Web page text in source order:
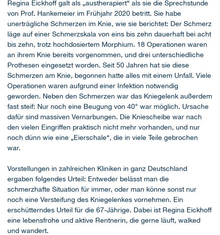
Regina Eickhoff galt als „austherapiert“ als sie die Sprechstunde
von Prof. Hankemeier im Frühjahr 2020 betritt. Sie habe
unerträgliche Schmerzen im Knie, wie sie berichtet: Der Schmerz
läge auf einer Schmerzskala von eins bis zehn dauerhaft bei acht
bis zehn, trotz hochdosiertem Morphium. 18 Operationen waren
an ihrem Knie bereits vorgenommen, und drei unterschiedliche
Prothesen eingesetzt worden. Seit 50 Jahren hat sie diese
Schmerzen am Knie, begonnen hatte alles mit einem Unfall. Viele
Operationen waren aufgrund einer Infektion notwendig
geworden. Neben den Schmerzen war das Kniegelenk außerdem
fast steif: Nur noch eine Beugung von 40° war möglich. Ursache
dafür sind massiven Vernarbungen. Die Kniescheibe war nach
den vielen Eingriffen praktisch nicht mehr vorhanden, und nur
noch dünn wie eine „Eierschale“, die in viele Teile gebrochen
war.
Vorstellungen in zahlreichen Kliniken in ganz Deutschland
ergaben folgendes Urteil: Entweder belässt man die
schmerzhafte Situation für immer, oder man könne sonst nur
noch eine Versteifung des Kniegelenkes vornehmen. Ein
erschütterndes Urteil für die 67-Jährige. Dabei ist Regina Eickhoff
eine lebensfrohe und aktive Rentnerin, die gerne läuft, walked
und wandert.